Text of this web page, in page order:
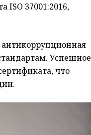
ISO 37001:2016,
Успешное
что